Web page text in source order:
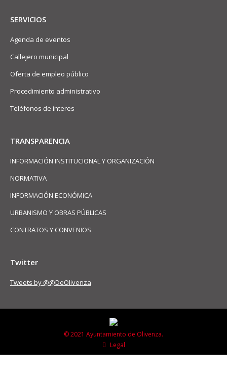
SERVICIOS
Agenda de eventos
Callejero municipal
Oferta de empleo público
Procedimiento administrativo
Teléfonos de interes
TRANSPARENCIA
INFORMACIÓN INSTITUCIONAL Y ORGANIZACIÓN
NORMATIVA
INFORMACIÓN ECONÓMICA
URBANISMO Y OBRAS PÚBLICAS
CONTRATOS Y CONVENIOS
Twitter
Tweets by @@DeOlivenza
© 2021 Ayuntamiento de Olivenza.
Legal